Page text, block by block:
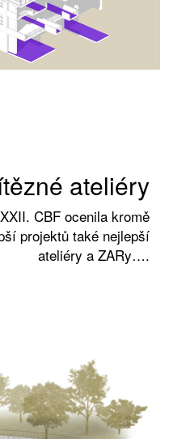
ateliéry
CBF ocenila kromě
projektů také nejlepší
ateliéry a ZARy….